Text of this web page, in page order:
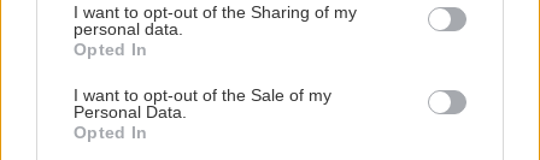
not limited to your visit or usage behaviour. You may click to
grant or deny consent to Google and its third-party tags to
use your data for below specified purposes in below Google
consent section.
I want to opt-out of the Sharing of my
personal data.
Opted In
I want to opt-out of the Sale of my
Personal Data.
Opted In